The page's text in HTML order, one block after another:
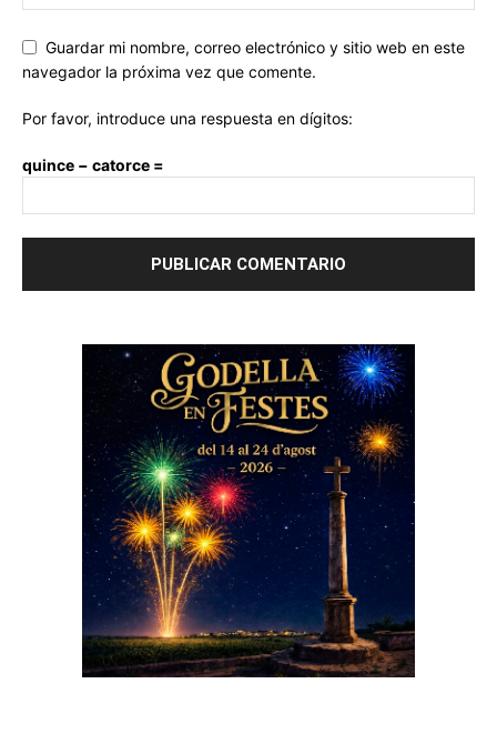
Guardar mi nombre, correo electrónico y sitio web en este
navegador la próxima vez que comente.
Por favor, introduce una respuesta en dígitos:
quince − catorce =